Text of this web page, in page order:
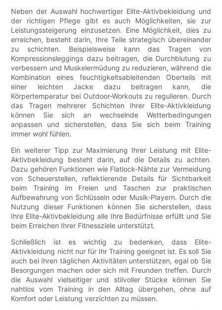
Neben der Auswahl hochwertiger Elite-Aktivbekleidung und
der richtigen Pflege gibt es auch Möglichkeiten, sie zur
Leistungssteigerung einzusetzen. Eine Möglichkeit, dies zu
erreichen, besteht darin, Ihre Teile strategisch übereinander
zu schichten. Beispielsweise kann das Tragen von
Kompressionsleggings dazu beitragen, die Durchblutung zu
verbessern und Muskelermüdung zu reduzieren, während die
Kombination eines feuchtigkeitsableitenden Oberteils mit
einer leichten Jacke dazu beitragen kann, die
Körpertemperatur bei Outdoor-Workouts zu regulieren. Durch
das Tragen mehrerer Schichten Ihrer Elite-Aktivkleidung
können Sie sich an wechselnde Wetterbedingungen
anpassen und sicherstellen, dass Sie sich beim Training
immer wohl fühlen.
Ein weiterer Tipp zur Maximierung Ihrer Leistung mit Elite-
Aktivbekleidung besteht darin, auf die Details zu achten.
Dazu gehören Funktionen wie Flatlock-Nähte zur Vermeidung
von Scheuerstellen, reflektierende Details für Sichtbarkeit
beim Training im Freien und Taschen zur praktischen
Aufbewahrung von Schlüsseln oder Musik-Playern. Durch die
Nutzung dieser Funktionen können Sie sicherstellen, dass
Ihre Elite-Aktivbekleidung alle Ihre Bedürfnisse erfüllt und Sie
beim Erreichen Ihrer Fitnessziele unterstützt.
Schließlich ist es wichtig zu bedenken, dass Elite-
Aktivkleidung nicht nur für Ihr Training geeignet ist. Es soll Sie
auch bei Ihren täglichen Aktivitäten unterstützen, egal ob Sie
Besorgungen machen oder sich mit Freunden treffen. Durch
die Auswahl vielseitiger und stilvoller Stücke können Sie
nahtlos vom Training in den Alltag übergehen, ohne auf
Komfort oder Leistung verzichten zu müssen.